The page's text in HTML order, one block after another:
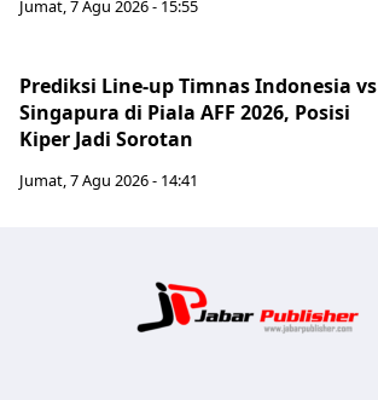
Jumat, 7 Agu 2026 - 15:55
Prediksi Line-up Timnas Indonesia vs
Singapura di Piala AFF 2026, Posisi
Kiper Jadi Sorotan
Jumat, 7 Agu 2026 - 14:41